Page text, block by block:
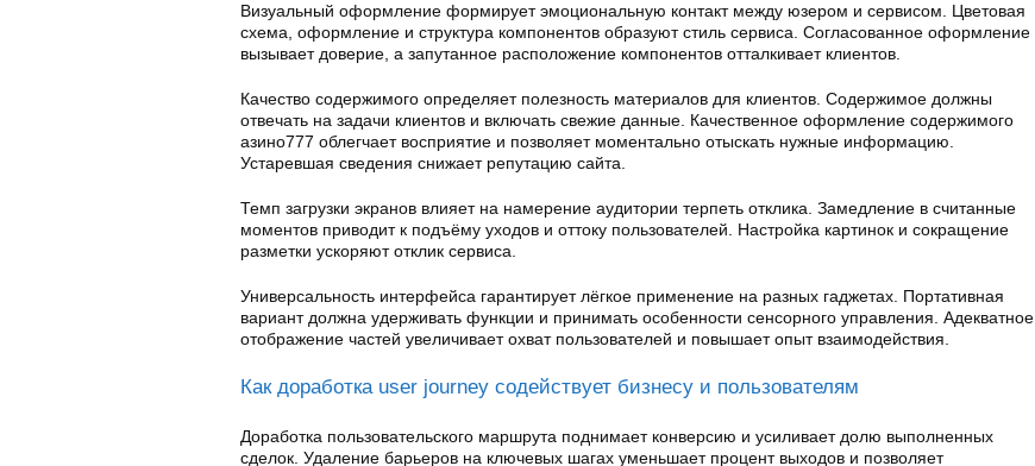
Визуальный оформление формирует эмоциональную контакт между юзером и сервисом. Цветовая
схема, оформление и структура компонентов образуют стиль сервиса. Согласованное оформление
вызывает доверие, а запутанное расположение компонентов отталкивает клиентов.
Качество содержимого определяет полезность материалов для клиентов. Содержимое должны
отвечать на задачи клиентов и включать свежие данные. Качественное оформление содержимого
азино777 облегчает восприятие и позволяет моментально отыскать нужные информацию.
Устаревшая сведения снижает репутацию сайта.
Темп загрузки экранов влияет на намерение аудитории терпеть отклика. Замедление в считанные
моментов приводит к подъёму уходов и оттоку пользователей. Настройка картинок и сокращение
разметки ускоряют отклик сервиса.
Универсальность интерфейса гарантирует лёгкое применение на разных гаджетах. Портативная
вариант должна удерживать функции и принимать особенности сенсорного управления. Адекватное
отображение частей увеличивает охват пользователей и повышает опыт взаимодействия.
Как доработка user journey содействует бизнесу и пользователям
Доработка пользовательского маршрута поднимает конверсию и усиливает долю выполненных
сделок. Удаление барьеров на ключевых шагах уменьшает процент выходов и позволяет